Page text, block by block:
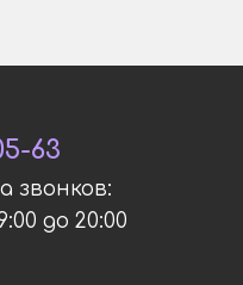
63
звонков:
до 20:00